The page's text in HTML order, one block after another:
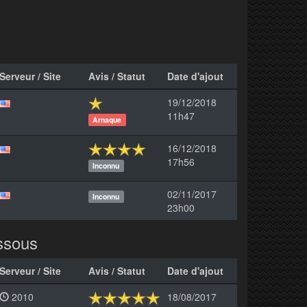
Serveur / Site Avis / Statut Date d'ajout
Arnaque
19/12/2018
11h47
Inconnu
16/12/2018
17h56
Inconnu
02/11/2017
23h00
Serveur / Site Avis / Statut
Date d'ajout
2010
18/08/2017